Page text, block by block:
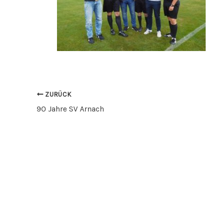
ZURÜCK
90 Jahre SV Arnach